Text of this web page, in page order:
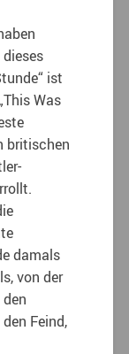
ist
Was
britischen
damals
von der
Feind,